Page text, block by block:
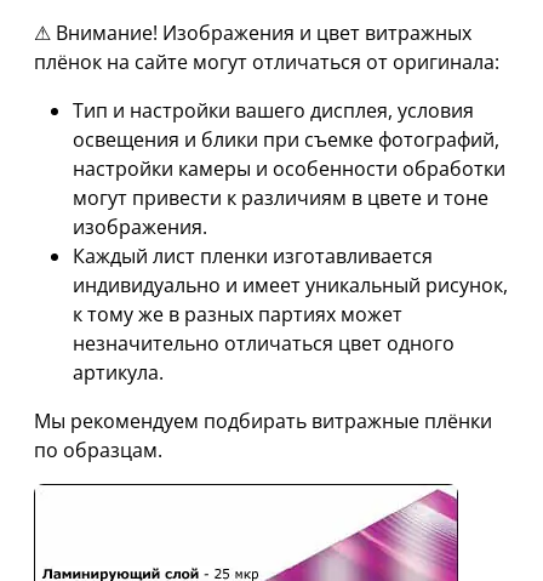
⚠ Внимание! Изображения и цвет витражных
плёнок на сайте могут отличаться от оригинала:
Тип и настройки вашего дисплея, условия
освещения и блики при съемке фотографий,
настройки камеры и особенности обработки
могут привести к различиям в цвете и тоне
изображения.
Каждый лист пленки изготавливается
индивидуально и имеет уникальный рисунок,
к тому же в разных партиях может
незначительно отличаться цвет одного
артикула.
Мы рекомендуем подбирать витражные плёнки
по образцам.